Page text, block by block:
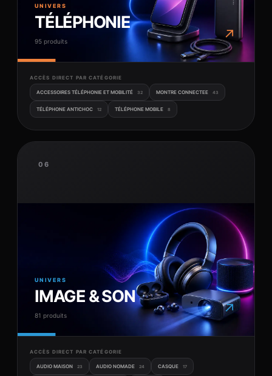
UNIVERS
TÉLÉPHONIE
95 produits ↗
ACCÈS DIRECT PAR CATÉGORIE
ACCESSOIRES TÉLÉPHONIE ET MOBILITÉ 32 MONTRE CONNECTEE 43
TÉLÉPHONE ANTICHOC 12 TÉLÉPHONE MOBILE 8
06
UNIVERS
IMAGE & SON
81 produits ↗
ACCÈS DIRECT PAR CATÉGORIE
AUDIO MAISON 23 AUDIO NOMADE 24 CASQUE 17